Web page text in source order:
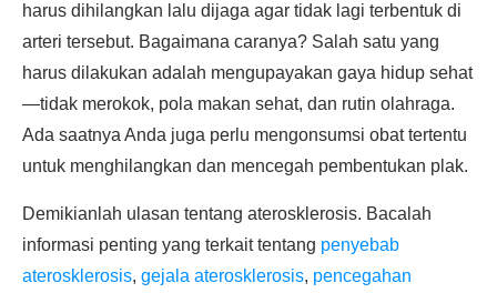
harus dihilangkan lalu dijaga agar tidak lagi terbentuk di
arteri tersebut. Bagaimana caranya? Salah satu yang
harus dilakukan adalah mengupayakan gaya hidup sehat
—tidak merokok, pola makan sehat, dan rutin olahraga.
Ada saatnya Anda juga perlu mengonsumsi obat tertentu
untuk menghilangkan dan mencegah pembentukan plak.
Demikianlah ulasan tentang aterosklerosis. Bacalah
informasi penting yang terkait tentang penyebab
aterosklerosis, gejala aterosklerosis, pencegahan